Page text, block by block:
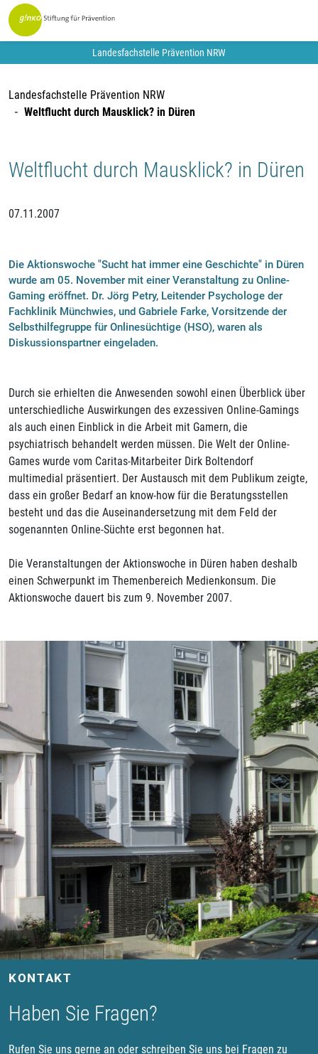
Landesfachstelle Prävention NRW
Landesfachstelle Prävention NRW
Weltflucht durch Mausklick? in Düren
Weltflucht durch Mausklick? in Düren
07.11.2007
Die Aktionswoche "Sucht hat immer eine Geschichte" in Düren
wurde am 05. November mit einer Veranstaltung zu Online-
Gaming eröffnet. Dr. Jörg Petry, Leitender Psychologe der
Fachklinik Münchwies, und Gabriele Farke, Vorsitzende der
Selbsthilfegruppe für Onlinesüchtige (HSO), waren als
Diskussionspartner eingeladen.
Durch sie erhielten die Anwesenden sowohl einen Überblick über
unterschiedliche Auswirkungen des exzessiven Online-Gamings
als auch einen Einblick in die Arbeit mit Gamern, die
psychiatrisch behandelt werden müssen. Die Welt der Online-
Games wurde vom Caritas-Mitarbeiter Dirk Boltendorf
multimedial präsentiert. Der Austausch mit dem Publikum zeigte,
dass ein großer Bedarf an know-how für die Beratungsstellen
besteht und das die Auseinandersetzung mit dem Feld der
sogenannten Online-Süchte erst begonnen hat.
Die Veranstaltungen der Aktionswoche in Düren haben deshalb
einen Schwerpunkt im Themenbereich Medienkonsum. Die
Aktionswoche dauert bis zum 9. November 2007.
KONTAKT
Haben Sie Fragen?
Rufen Sie uns gerne an oder schreiben Sie uns bei Fragen zu